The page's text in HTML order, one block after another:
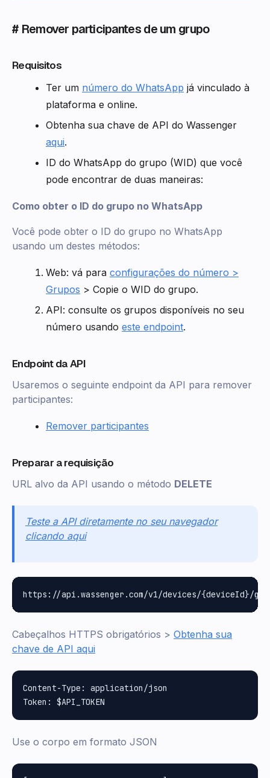
# Remover participantes de um grupo
Requisitos
Ter um número do WhatsApp já vinculado à
plataforma e online.
Obtenha sua chave de API do Wassenger
aqui.
ID do WhatsApp do grupo (WID) que você
pode encontrar de duas maneiras:
Como obter o ID do grupo no WhatsApp
Você pode obter o ID do grupo no WhatsApp
usando um destes métodos:
Web: vá para configurações do número >
Grupos > Copie o WID do grupo.
API: consulte os grupos disponíveis no seu
número usando este endpoint.
Endpoint da API
Usaremos o seguinte endpoint da API para remover
participantes:
Remover participantes
Preparar a requisição
URL alvo da API usando o método DELETE
Teste a API diretamente no seu navegador
clicando aqui
Cabeçalhos HTTPS obrigatórios > Obtenha sua
chave de API aqui
Content-Type: application/json
Use o corpo em formato JSON